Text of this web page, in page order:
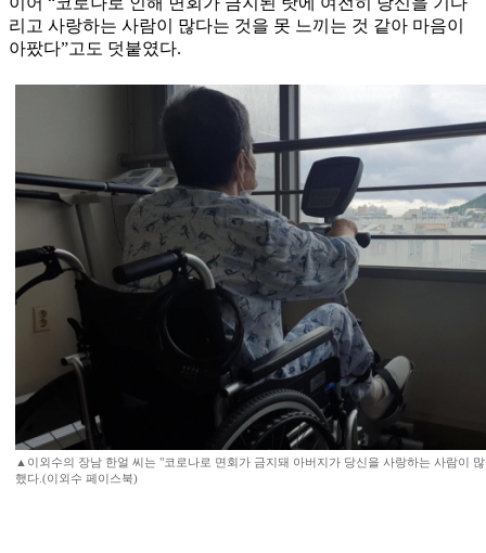
리고 사랑하는 사람이 많다는 것을 못 느끼는 것 같아 마음이
아팠다”고도 덧붙였다.
▲이외수의 장남 한얼 씨는 "코로나로 면회가 금지돼 아버지가 당신을 사랑하는 사람이
했다.(이외수 페이스북)